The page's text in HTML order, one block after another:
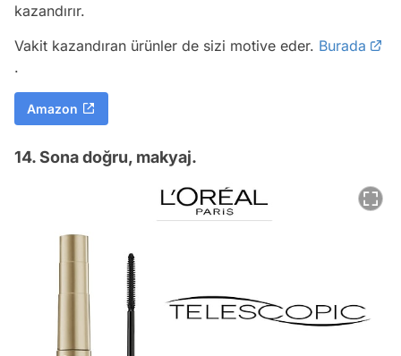
kazandırır.
Vakit kazandıran ürünler de sizi motive eder. Burada
.
Amazon
14. Sona doğru, makyaj.